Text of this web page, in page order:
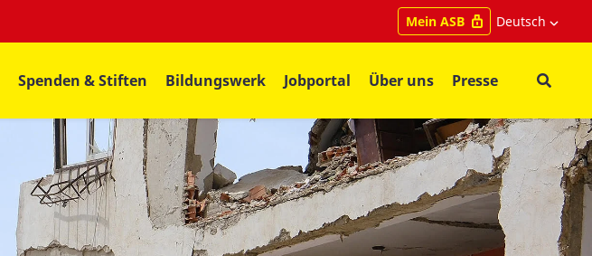
Mein ASB Deutsch
Spenden & Stiften Bildungswerk Jobportal Über uns Presse